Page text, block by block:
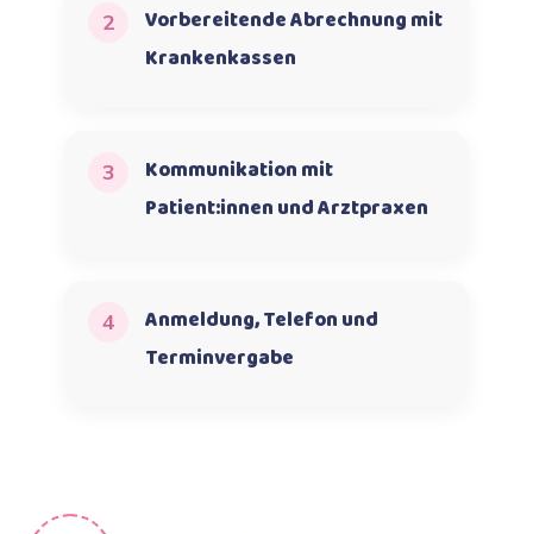
2
Vorbereitende Abrechnung mit
Krankenkassen
3
Kommunikation mit
Patient:innen und Arztpraxen
4
Anmeldung, Telefon und
Terminvergabe